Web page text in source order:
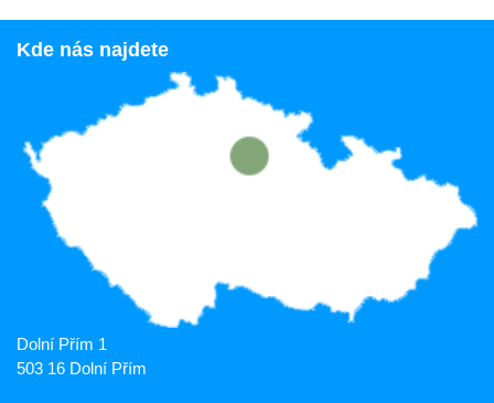
Kde nás najdete
Dolní Přím 1
503 16 Dolní Přím